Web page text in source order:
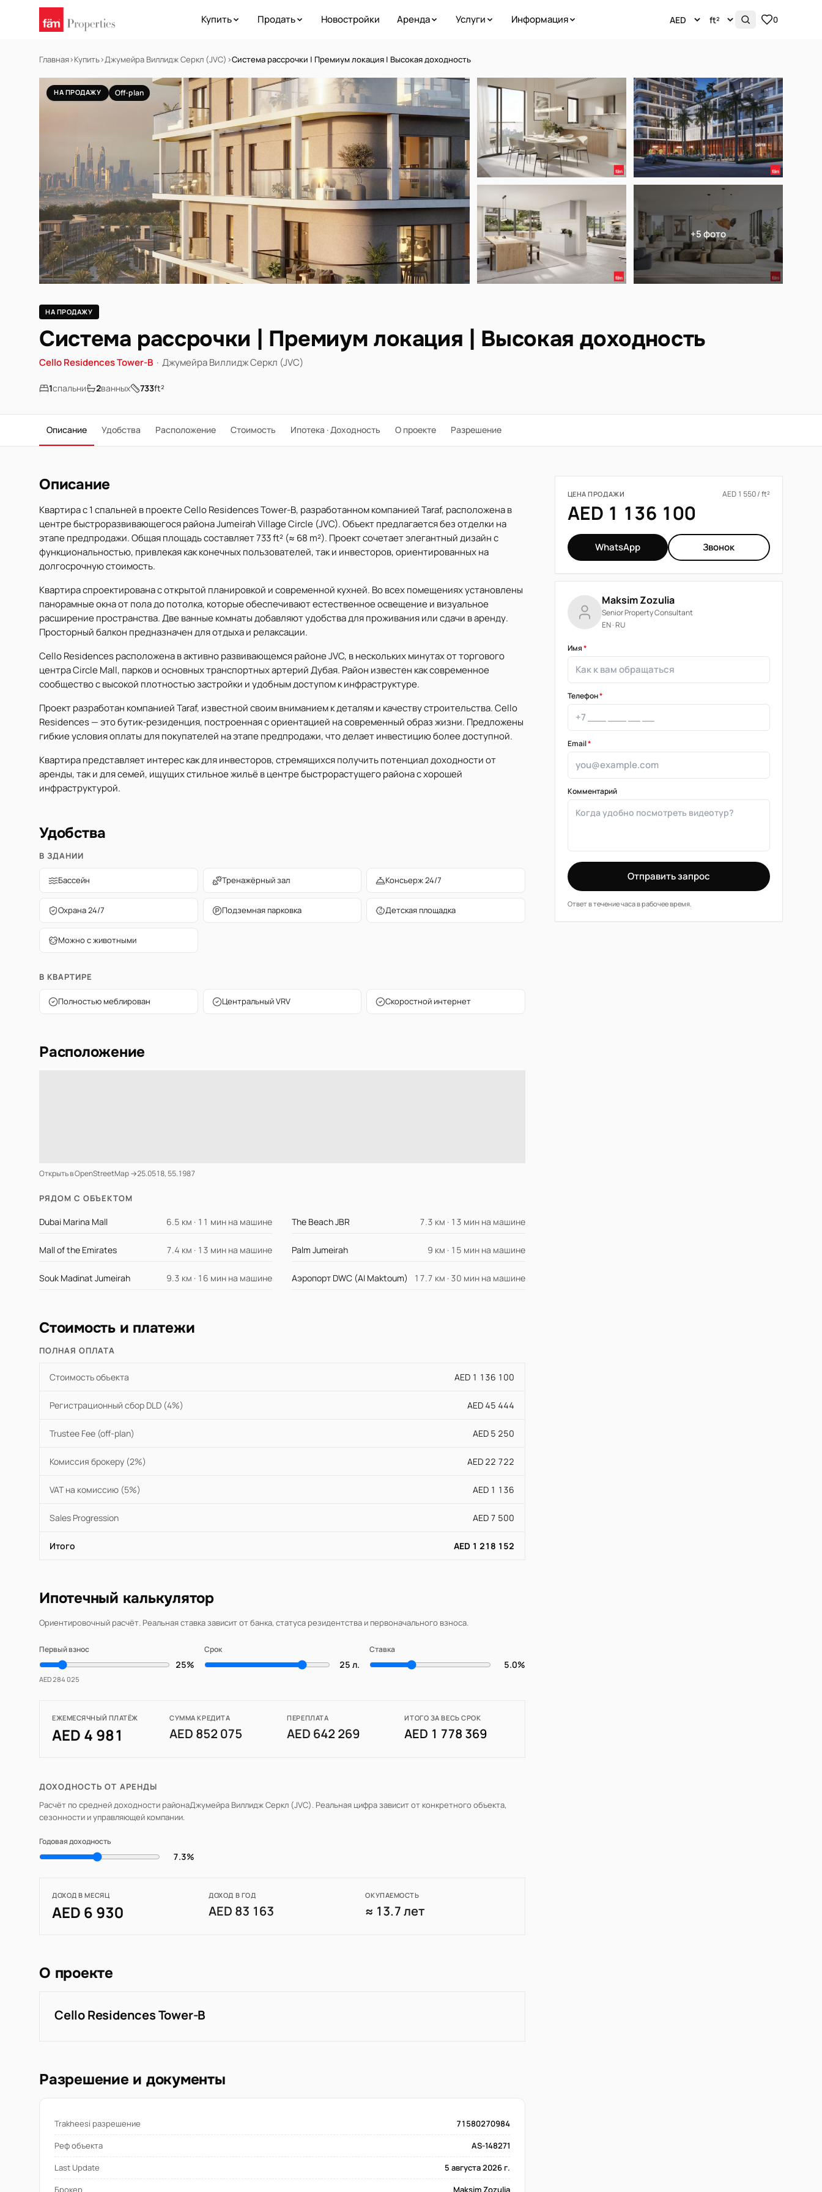
Купить Продать Новостройки Аренда Услуги Информация 0
Главная›Купить›Джумейра Виллидж Серкл (JVC) ›Система рассрочки | Премиум локация | Высокая доходность
НА ПРОДАЖУ Off-plan
+5 фото
НА ПРОДАЖУ
Система рассрочки | Премиум локация | Высокая доходность
Cello Residences Tower-B · Джумейра Виллидж Серкл (JVC)
1спальни 2ванных 733ft²
Описание Удобства Расположение Стоимость Ипотека · Доходность О проекте Разрешение
Описание
Квартира с 1 спальней в проекте Cello Residences Tower-B, разработанном компанией Taraf, расположена в
центре быстроразвивающегося района Jumeirah Village Circle (JVC). Объект предлагается без отделки на
этапе предпродажи. Общая площадь составляет 733 ft² (≈ 68 m²). Проект сочетает элегантный дизайн с
функциональностью, привлекая как конечных пользователей, так и инвесторов, ориентированных на
долгосрочную стоимость.
Квартира спроектирована с открытой планировкой и современной кухней. Во всех помещениях установлены
панорамные окна от пола до потолка, которые обеспечивают естественное освещение и визуальное
расширение пространства. Две ванные комнаты добавляют удобства для проживания или сдачи в аренду.
Просторный балкон предназначен для отдыха и релаксации.
Cello Residences расположена в активно развивающемся районе JVC, в нескольких минутах от торгового
центра Circle Mall, парков и основных транспортных артерий Дубая. Район известен как современное
сообщество с высокой плотностью застройки и удобным доступом к инфраструктуре.
Проект разработан компанией Taraf, известной своим вниманием к деталям и качеству строительства. Cello
Residences — это бутик-резиденция, построенная с ориентацией на современный образ жизни. Предложены
гибкие условия оплаты для покупателей на этапе предпродажи, что делает инвестицию более доступной.
Квартира представляет интерес как для инвесторов, стремящихся получить потенциал доходности от
аренды, так и для семей, ищущих стильное жильё в центре быстрорастущего района с хорошей
инфраструктурой.
Удобства
В ЗДАНИИ
Бассейн Тренажёрный зал Консьерж 24/7
Охрана 24/7 Подземная парковка Детская площадка
Можно с животными
В КВАРТИРЕ
Полностью меблирован Центральный VRV Скоростной интернет
Расположение
Открыть в OpenStreetMap →25.0518, 55.1987
РЯДОМ С ОБЪЕКТОМ
Dubai Marina Mall 6.5 км · 11 мин на машине The Beach JBR 7.3 км · 13 мин на машине
Mall of the Emirates 7.4 км · 13 мин на машине Palm Jumeirah 9 км · 15 мин на машине
Souk Madinat Jumeirah 9.3 км · 16 мин на машине Аэропорт DWC (Al Maktoum) 17.7 км · 30 мин на машине
Стоимость и платежи
ПОЛНАЯ ОПЛАТА
Стоимость объекта AED 1 136 100
Регистрационный сбор DLD (4%) AED 45 444
Trustee Fee (off-plan) AED 5 250
Комиссия брокеру (2%) AED 22 722
VAT на комиссию (5%) AED 1 136
Sales Progression AED 7 500
Итого AED 1 218 152
Ипотечный калькулятор
Ориентировочный расчёт. Реальная ставка зависит от банка, статуса резидентства и первоначального взноса.
Первый взнос
25%
AED 284 025
Срок
25 л.
Ставка
5.0%
ЕЖЕМЕСЯЧНЫЙ ПЛАТЁЖ
AED 4 981
СУММА КРЕДИТА
AED 852 075
ПЕРЕПЛАТА
AED 642 269
ИТОГО ЗА ВЕСЬ СРОК
AED 1 778 369
ДОХОДНОСТЬ ОТ АРЕНДЫ
Расчёт по средней доходности районаДжумейра Виллидж Серкл (JVC). Реальная цифра зависит от конкретного объекта,
сезонности и управляющей компании.
Годовая доходность
7.3%
ДОХОД В МЕСЯЦ
AED 6 930
ДОХОД В ГОД
AED 83 163
ОКУПАЕМОСТЬ
≈ 13.7 лет
О проекте
Cello Residences Tower-B
Разрешение и документы
Trakheesi разрешение
71580270984
Реф объекта
AS-148271
Last Update
5 августа 2026 г.
Брокер
Maksim Zozulia
ЦЕНА ПРОДАЖИ AED 1 550 / ft²
AED 1 136 100
WhatsApp Звонок
Maksim Zozulia
Senior Property Consultant
EN · RU
Имя*
Телефон*
Email*
Комментарий
Отправить запрос
Ответ в течение часа в рабочее время.